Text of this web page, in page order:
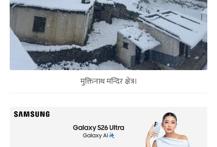
मुक्तिनाथ मन्दिर क्षेत्र।